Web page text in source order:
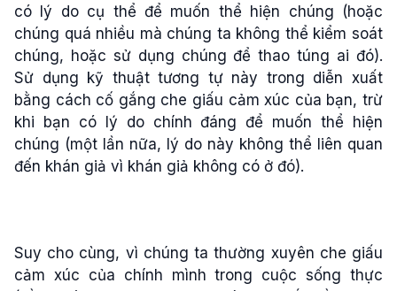
có lý do cụ thể để muốn thể hiện chúng (hoặc
chúng quá nhiều mà chúng ta không thể kiểm soát
chúng, hoặc sử dụng chúng để thao túng ai đó).
Sử dụng kỹ thuật tương tự này trong diễn xuất
bằng cách cố gắng che giấu cảm xúc của bạn, trừ
khi bạn có lý do chính đáng để muốn thể hiện
chúng (một lần nữa, lý do này không thể liên quan
đến khán giả vì khán giả không có ở đó).
Suy cho cùng, vì chúng ta thường xuyên che giấu
cảm xúc của chính mình trong cuộc sống thực